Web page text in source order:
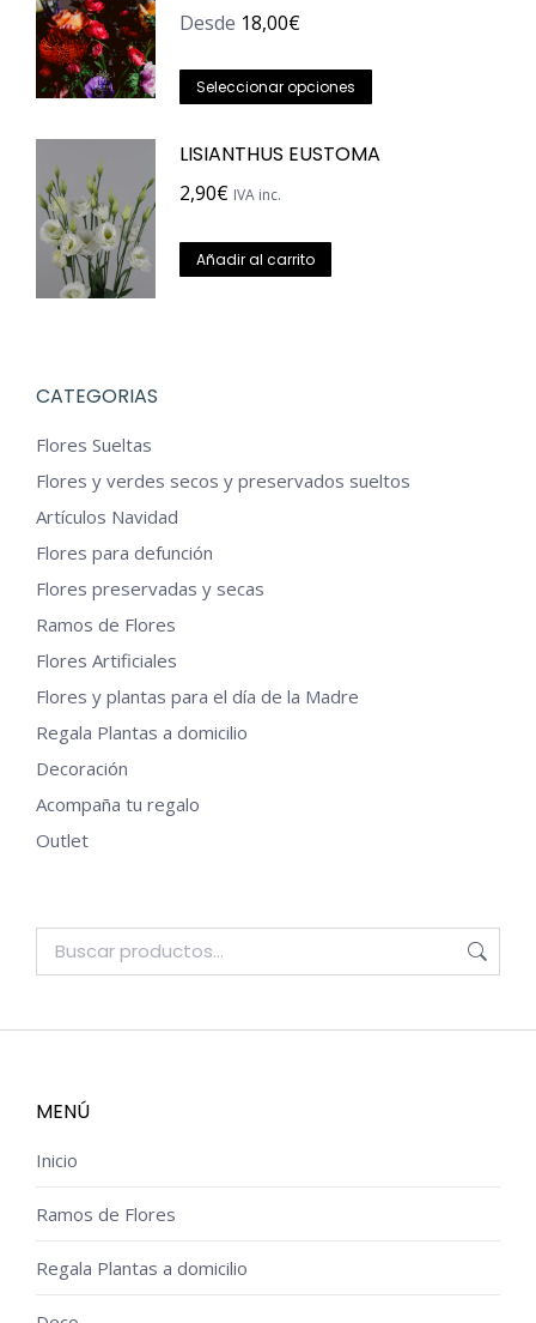
Desde 18,00€
Seleccionar opciones
tiene
página
LISIANTHUS EUSTOMA
2,90€ IVA inc.
Añadir al carrito
CATEGORIAS
Flores Sueltas
Flores y verdes secos y preservados sueltos
Artículos Navidad
Flores para defunción
Flores preservadas y secas
Ramos de Flores
Flores Artificiales
Flores y plantas para el día de la Madre
Regala Plantas a domicilio
Decoración
Acompaña tu regalo
Outlet
MENÚ
Inicio
Ramos de Flores
Regala Plantas a domicilio